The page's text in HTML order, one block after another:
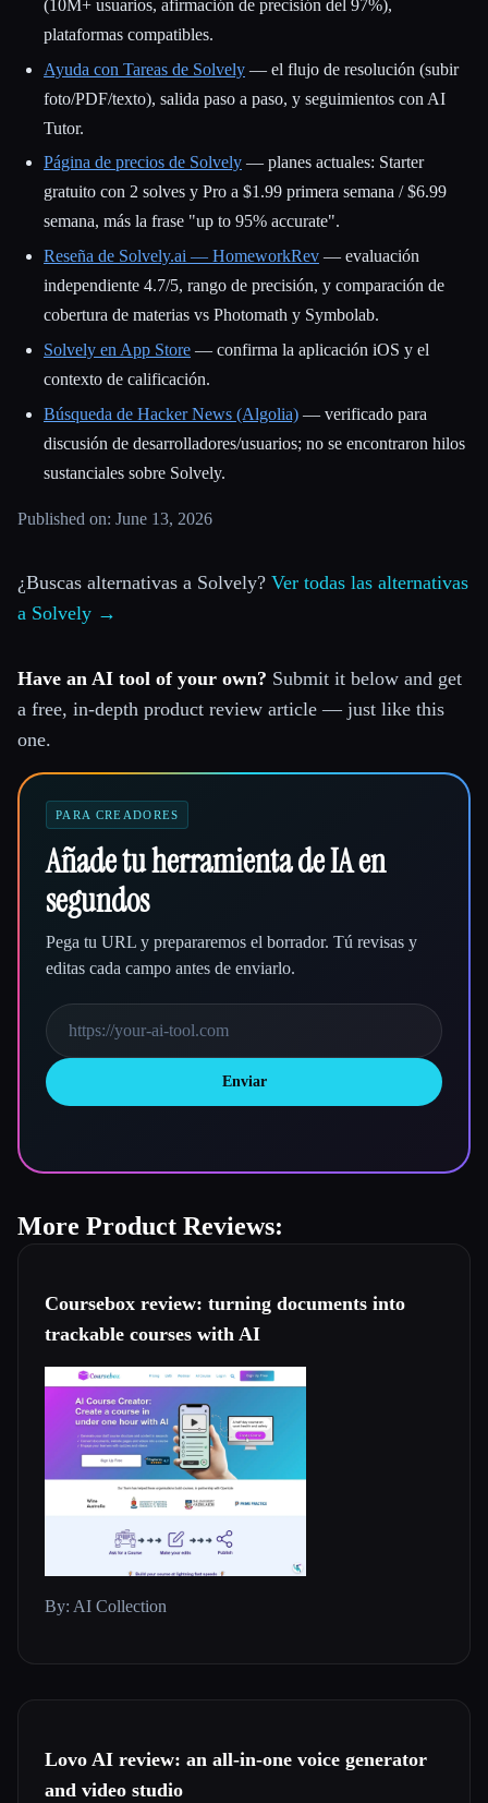
(10M+ usuarios, afirmación de precisión del 97%),
plataformas compatibles.
Ayuda con Tareas de Solvely — el flujo de resolución (subir
foto/PDF/texto), salida paso a paso, y seguimientos con AI
Tutor.
Página de precios de Solvely — planes actuales: Starter
gratuito con 2 solves y Pro a $1.99 primera semana / $6.99
semana, más la frase "up to 95% accurate".
Reseña de Solvely.ai — HomeworkRev — evaluación
independiente 4.7/5, rango de precisión, y comparación de
cobertura de materias vs Photomath y Symbolab.
Solvely en App Store — confirma la aplicación iOS y el
contexto de calificación.
Búsqueda de Hacker News (Algolia) — verificado para
discusión de desarrolladores/usuarios; no se encontraron hilos
sustanciales sobre Solvely.
Published on: June 13, 2026
¿Buscas alternativas a Solvely? Ver todas las alternativas
a Solvely →
Have an AI tool of your own? Submit it below and get
a free, in-depth product review article — just like this
one.
PARA CREADORES
Añade tu herramienta de IA en
segundos
Pega tu URL y prepararemos el borrador. Tú revisas y
editas cada campo antes de enviarlo.
Enviar
More Product Reviews:
Coursebox review: turning documents into
trackable courses with AI
By: AI Collection
Lovo AI review: an all-in-one voice generator
and video studio